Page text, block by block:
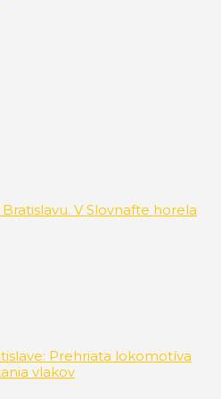
V Slovnafte horela
Prehriata lokomotíva
vlakov